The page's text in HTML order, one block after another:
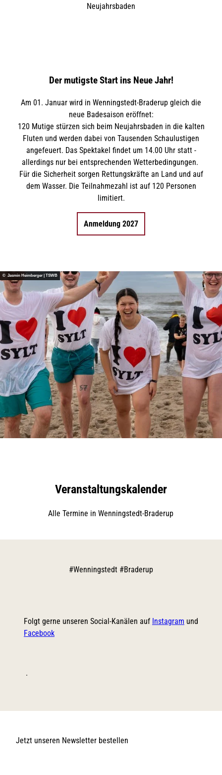
Neujahrsbaden
Der mutigste Start ins Neue Jahr!
Am 01. Januar wird in Wenningstedt-Braderup gleich die
neue Badesaison eröffnet:
120 Mutige stürzen sich beim Neujahrsbaden in die kalten
Fluten und werden dabei von Tausenden Schaulustigen
angefeuert. Das Spektakel findet um 14.00 Uhr statt -
allerdings nur bei entsprechenden Wetterbedingungen.
Für die Sicherheit sorgen Rettungskräfte an Land und auf
dem Wasser. Die Teilnahmezahl ist auf 120 Personen
limitiert.
Anmeldung 2027
© Jasmin Heimberger | TSWB
Veranstaltungskalender
Alle Termine in Wenningstedt-Braderup
#Wenningstedt #Braderup
Folgt gerne unseren Social-Kanälen auf Instagram und
Facebook
.
Jetzt unseren Newsletter bestellen